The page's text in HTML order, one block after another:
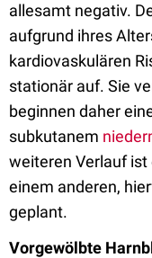
allesamt negativ.
aufgrund ihres
kardiovaskulären
stationär auf. Sie
beginnen daher
subkutanem
weiteren Verlauf ist
einem anderen,
geplant.
Vorgewölbte